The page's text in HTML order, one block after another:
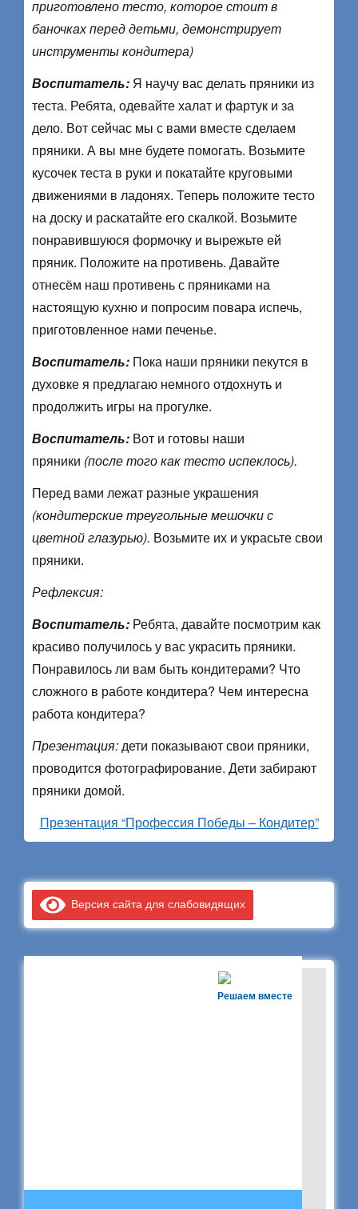
приготовлено тесто, которое стоит в
баночках перед детьми, демонстрирует
инструменты кондитера)
Воспитатель: Я научу вас делать пряники из
теста. Ребята, одевайте халат и фартук и за
дело. Вот сейчас мы с вами вместе сделаем
пряники. А вы мне будете помогать. Возьмите
кусочек теста в руки и покатайте круговыми
движениями в ладонях. Теперь положите тесто
на доску и раскатайте его скалкой. Возьмите
понравившуюся формочку и вырежьте ей
пряник. Положите на противень. Давайте
отнесём наш противень с пряниками на
настоящую кухню и попросим повара испечь,
приготовленное нами печенье.
Воспитатель: Пока наши пряники пекутся в
духовке я предлагаю немного отдохнуть и
продолжить игры на прогулке.
Воспитатель: Вот и готовы наши
пряники (после того как тесто испеклось).
Перед вами лежат разные украшения
(кондитерские треугольные мешочки с
цветной глазурью). Возьмите их и украсьте свои
пряники.
Рефлексия:
Воспитатель: Ребята, давайте посмотрим как
красиво получилось у вас украсить пряники.
Понравилось ли вам быть кондитерами? Что
сложного в работе кондитера? Чем интересна
работа кондитера?
Презентация:дети показывают свои пряники,
проводится фотографирование. Дети забирают
пряники домой.
Презентация “Профессия Победы – Кондитер”
Версия сайта для слабовидящих
Решаем вместе